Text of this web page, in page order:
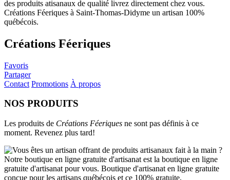
Créations Féeriques
Favoris
Partager
Contact Promotions À propos
NOS PRODUITS
Les produits de Créations Féeriques ne sont pas définis à ce
moment. Revenez plus tard!